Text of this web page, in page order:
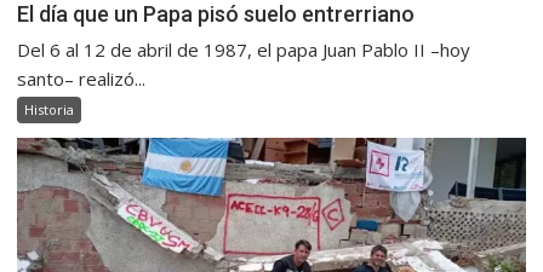
El día que un Papa pisó suelo entrerriano
Del 6 al 12 de abril de 1987, el papa Juan Pablo II –hoy
santo– realizó...
Historia